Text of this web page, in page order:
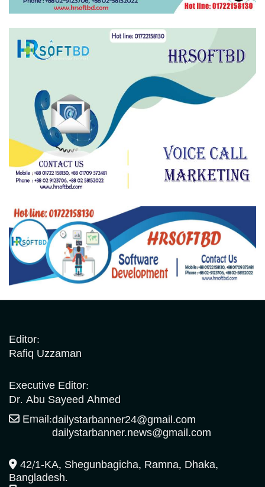
Editor:
Rafiq Uzzaman
Executive Editor:
Dr. Abu Sayeed Ahmed
Email:dailystarbanner24@gmail.com
dailystarbanner.news@gmail.com
42/1-KA, Shegunbagicha, Ramna, Dhaka,
Bangladesh.